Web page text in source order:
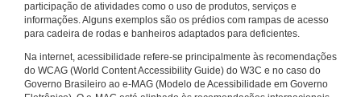
participação de atividades como o uso de produtos, serviços e
informações. Alguns exemplos são os prédios com rampas de acesso
para cadeira de rodas e banheiros adaptados para deficientes.
Na internet, acessibilidade refere-se principalmente às recomendações
do WCAG (World Content Accessibility Guide) do W3C e no caso do
Governo Brasileiro ao e-MAG (Modelo de Acessibilidade em Governo